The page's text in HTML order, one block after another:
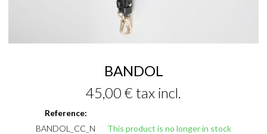
BANDOL
45,00 € tax incl.
Reference:
BANDOL_CC_N
This product is no longer in stock